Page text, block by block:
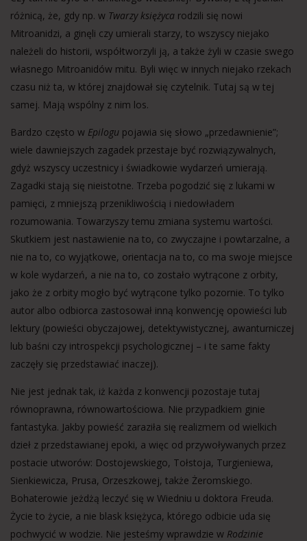
różnicą, że, gdy np. w Twarzy księżyca rodzili się nowi
Mitroanidzi, a ginęli czy umierali starzy, to wszyscy niejako
należeli do historii, współtworzyli ją, a także żyli w czasie swego
własnego Mitroanidów mitu. Byli więc w innych niejako rzekach
czasu niż ta, w której znajdował się czytelnik. Tutaj są w tej
samej. Mają wspólny z nim los.
Bardzo często w Epilogu pojawia się słowo „przedawnienie”;
wiele dawniejszych zagadek przestaje być rozwiązywalnych,
gdyż wszyscy uczestnicy i świadkowie wydarzeń umierają.
Zagadki stają się nieistotne. Trzeba pogodzić się z lukami w
pamięci, z mniejszą przenikliwością i niedowładem
rozumowania. Towarzyszy temu zmiana systemu wartości.
Skutkiem jest nastawienie na to, co zwyczajne i powtarzalne, a
nie na to, co wyjątkowe, orientacja na to, co ma swoje miejsce
w kole wydarzeń, a nie na to, co zostało wytrącone z orbity,
jako że z orbity mogło być wytrącone tylko pozornie. To tylko
autor albo odbiorca zastosował inną konwencję opowieści lub
lektury (powieści obyczajowej, detektywistycznej, awanturniczej
lub baśni czy introspekcji psychologicznej – i te same fakty
zaczęły się przedstawiać inaczej).
Nie jest jednak tak, iż każda z konwencji pozostaje tutaj
równoprawna, równowartościowa. Nie przypadkiem ginie
fantastyka. Jakby powieść zaraziła się realizmem od wielkich
dzieł z przedstawianej epoki, a więc od przywoływanych przez
postacie utworów: Dostojewskiego, Tołstoja, Turgieniewa,
Sienkiewicza, Prusa, Orzeszkowej, także Żeromskiego.
Bohaterowie jeżdżą leczyć się w Wiedniu u doktora Freuda.
Życie to życie, a nie blask księżyca, którego odbicie uda się
pochwycić w wodzie. Nie jesteśmy wprawdzie w Rodzinie